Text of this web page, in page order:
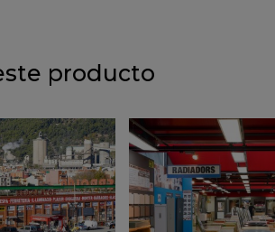
producto